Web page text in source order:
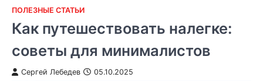
ПОЛЕЗНЫЕ СТАТЬИ
Как путешествовать налегке:
советы для минималистов
Сергей Лебедев 05.10.2025